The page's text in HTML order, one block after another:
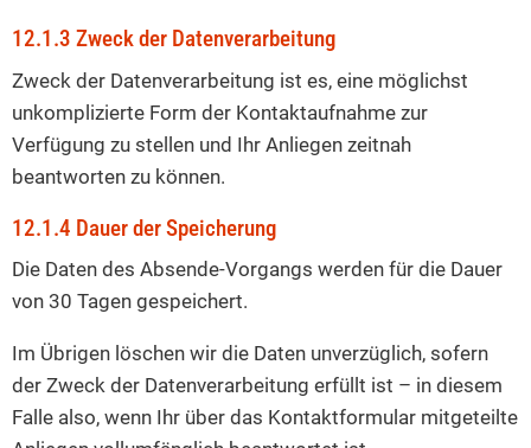
12.1.3 Zweck der Datenverarbeitung
Zweck der Datenverarbeitung ist es, eine möglichst
unkomplizierte Form der Kontaktaufnahme zur
Verfügung zu stellen und Ihr Anliegen zeitnah
beantworten zu können.
12.1.4 Dauer der Speicherung
Die Daten des Absende-Vorgangs werden für die Dauer
von 30 Tagen gespeichert.
Im Übrigen löschen wir die Daten unverzüglich, sofern
der Zweck der Datenverarbeitung erfüllt ist – in diesem
Falle also, wenn Ihr über das Kontaktformular mitgeteilte